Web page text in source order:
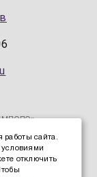
данных
данных
сайта.
условиями
отключить